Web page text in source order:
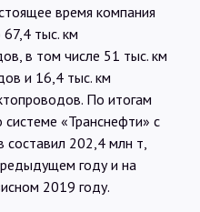
время компания
тыс. км
в том числе 51 тыс. км
и 16,4 тыс. км
По итогам
«Транснефти» с
составил 202,4 млн т,
году и на
2019 году.